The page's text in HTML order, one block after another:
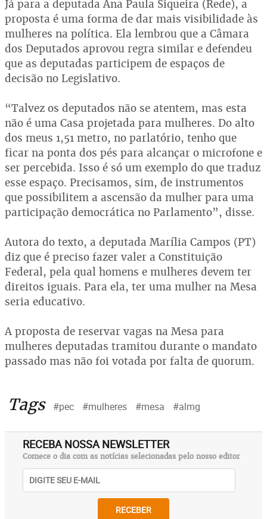
Já para a deputada Ana Paula Siqueira (Rede), a
proposta é uma forma de dar mais visibilidade às
mulheres na política. Ela lembrou que a Câmara
dos Deputados aprovou regra similar e defendeu
que as deputadas participem de espaços de
decisão no Legislativo.
“Talvez os deputados não se atentem, mas esta
não é uma Casa projetada para mulheres. Do alto
dos meus 1,51 metro, no parlatório, tenho que
ficar na ponta dos pés para alcançar o microfone e
ser percebida. Isso é só um exemplo do que traduz
esse espaço. Precisamos, sim, de instrumentos
que possibilitem a ascensão da mulher para uma
participação democrática no Parlamento”, disse.
Autora do texto, a deputada Marília Campos (PT)
diz que é preciso fazer valer a Constituição
Federal, pela qual homens e mulheres devem ter
direitos iguais. Para ela, ter uma mulher na Mesa
seria educativo.
A proposta de reservar vagas na Mesa para
mulheres deputadas tramitou durante o mandato
passado mas não foi votada por falta de quorum.
Tags #pec #mulheres #mesa #almg
RECEBA NOSSA NEWSLETTER
Comece o dia com as notícias selecionadas pelo nosso editor
RECEBER